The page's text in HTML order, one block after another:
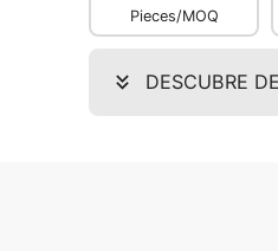
Pieces/MOQ
DESCUBRE